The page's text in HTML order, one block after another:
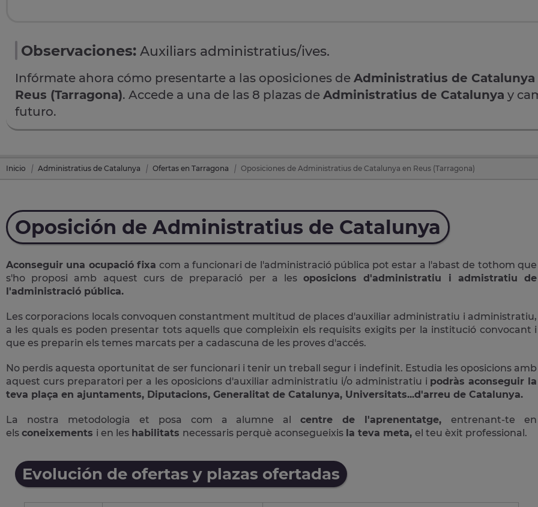
Observaciones: Auxiliars administratius/ives.
Infórmate ahora cómo presentarte a las oposiciones de Administratius de Catalunya
Reus (Tarragona). Accede a una de las 8 plazas de Administratius de Catalunya y
futuro.
Inicio Administratius de Catalunya Ofertas en Tarragona Oposiciones de Administratius de Catalunya en Reus (Tarragona)
Oposición de Administratius de Catalunya
Aconseguir una ocupació fixacom a funcionari de l'administració pública pot estar a l'abast de tothom que
s'ho proposi amb aquest curs de preparació per a lesoposicions d'administratiu i admistratiu de
l'administració pública.
Les corporacions locals convoquen constantment multitud de places d'auxiliar administratiu i administratiu,
a les quals es poden presentar tots aquells que compleixin els requisits exigits per la institució convocant i
que es preparin els temes marcats per a cadascuna de les proves d'accés.
No perdis aquesta oportunitat de ser funcionari i tenir un treball segur i indefinit. Estudia les oposicions amb
aquest curs preparatori per a les oposicions d'auxiliar administratiu i/o administratiu i podràs aconseguir la
teva plaça en ajuntaments, Diputacions, Generalitat de Catalunya, Universitats...d'arreu de Catalunya.
La nostra metodologia et posa com a alumne alcentre de l'aprenentatge,entrenant-te en
els coneixements i en les habilitats necessaris perquè aconsegueixis la teva meta, el teu èxit professional.
Evolución de ofertas y plazas ofertadas